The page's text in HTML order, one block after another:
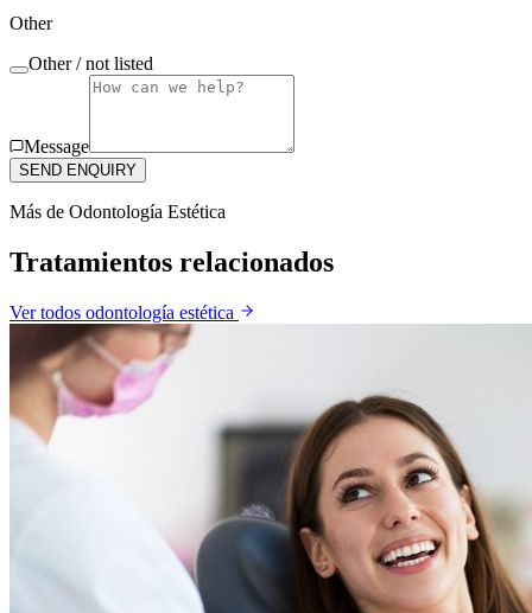
Other
Other / not listed
Message
SEND ENQUIRY
Más de Odontología Estética
Tratamientos relacionados
Ver todos odontología estética